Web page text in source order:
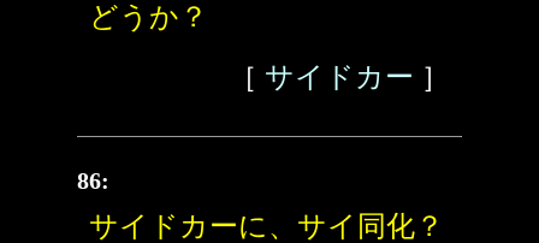
どうか？
［ サイドカー ］
86:
サイドカーに、サイ同化？